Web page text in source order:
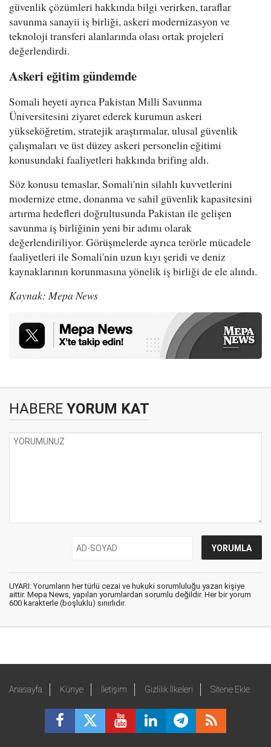
güvenlik çözümleri hakkında bilgi verirken, taraflar
savunma sanayii iş birliği, askeri modernizasyon ve
teknoloji transferi alanlarında olası ortak projeleri
değerlendirdi.
Askeri eğitim gündemde
Somali heyeti ayrıca Pakistan Milli Savunma
Üniversitesini ziyaret ederek kurumun askeri
yükseköğretim, stratejik araştırmalar, ulusal güvenlik
çalışmaları ve üst düzey askeri personelin eğitimi
konusundaki faaliyetleri hakkında brifing aldı.
Söz konusu temaslar, Somali'nin silahlı kuvvetlerini
modernize etme, donanma ve sahil güvenlik kapasitesini
artırma hedefleri doğrultusunda Pakistan ile gelişen
savunma iş birliğinin yeni bir adımı olarak
değerlendiriliyor. Görüşmelerde ayrıca terörle mücadele
faaliyetleri ile Somali'nin uzun kıyı şeridi ve deniz
kaynaklarının korunmasına yönelik iş birliği de ele alındı.
Kaynak: Mepa News
HABERE YORUM KAT
UYARI: Yorumların her türlü cezai ve hukuki sorumluluğu yazan kişiye
aittir. Mepa News, yapılan yorumlardan sorumlu değildir. Her bir yorum
600 karakterle (boşluklu) sınırlıdır.
Anasayfa Künye İletişim Gizlilik İlkeleri Sitene Ekle